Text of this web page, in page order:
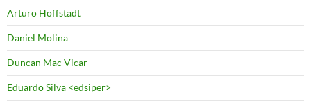
Arturo Hoffstadt
Daniel Molina
Duncan Mac Vicar
Eduardo Silva <edsiper>